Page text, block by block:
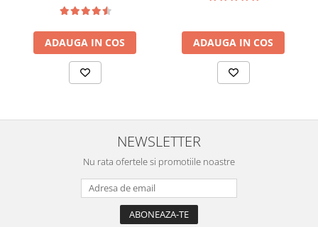
ADAUGA IN COS ADAUGA IN COS
NEWSLETTER
Nu rata ofertele si promotiile noastre